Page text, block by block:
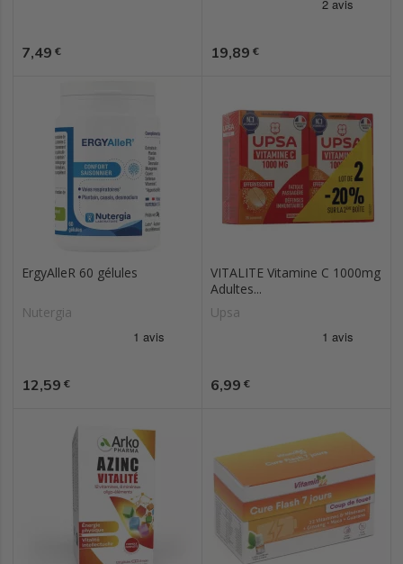
Prix
7,49 € Prix
19,89 €
ErgyAlleR 60 gélules
Nutergia
Prix
12,59 €
VITALITE Vitamine C 1000mg
Adultes...
Upsa
Prix
6,99 €